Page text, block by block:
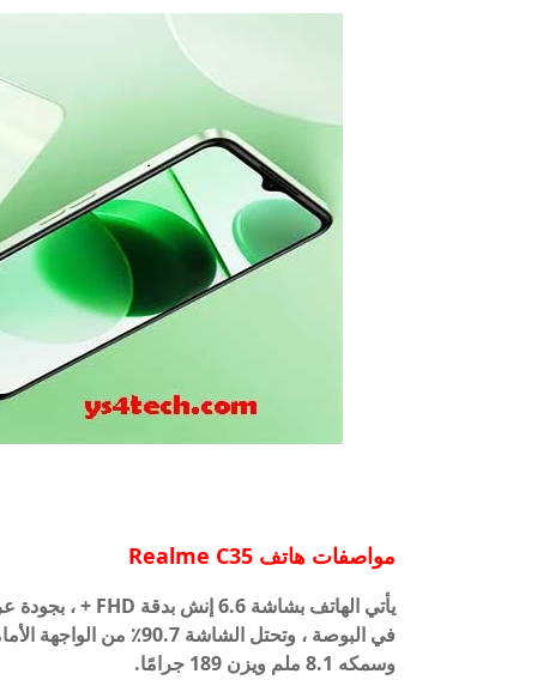
مواصفات هاتف Realme C35
وسمكه 8.1 ملم ويزن 189 جرامًا.